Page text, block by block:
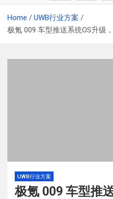
Home
UWB行业方案
极氪 009 车型推送系统OS升级
UWB行业方案
极氪 009 车型推